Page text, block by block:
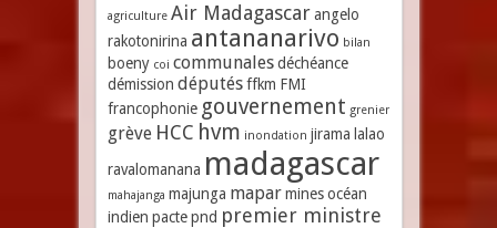
agriculture Air Madagascar angelo
rakotonirina antananarivo bilan
boeny coi communales déchéance
démission députés ffkm FMI
francophonie gouvernement grenier
grève HCC hvm inondation jirama lalao
ravalomanana madagascar
mahajanga majunga mapar mines océan
indien pacte pnd premier ministre